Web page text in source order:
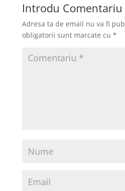
Introdu Comentariu
Adresa ta de email nu va fi
obligatorii sunt marcate cu *